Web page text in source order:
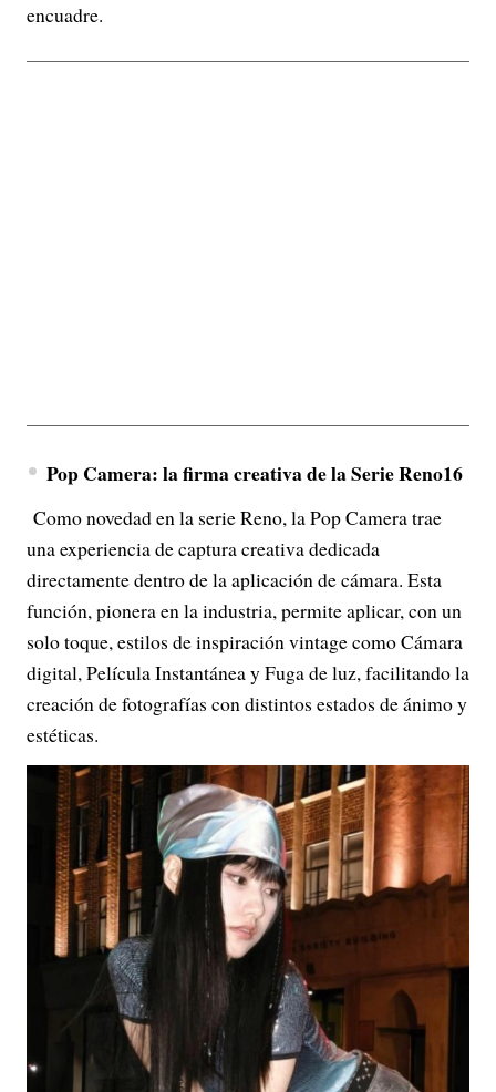
encuadre.
Pop Camera: la firma creativa de la Serie Reno16
Como novedad en la serie Reno, la Pop Camera trae
una experiencia de captura creativa dedicada
directamente dentro de la aplicación de cámara. Esta
función, pionera en la industria, permite aplicar, con un
solo toque, estilos de inspiración vintage como Cámara
digital, Película Instantánea y Fuga de luz, facilitando la
creación de fotografías con distintos estados de ánimo y
estéticas.